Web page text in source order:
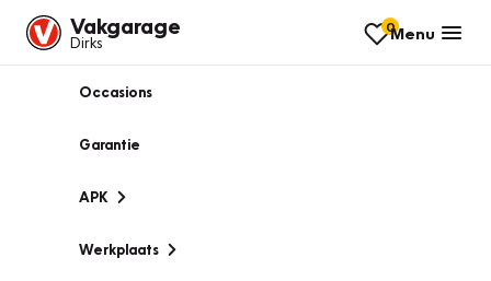
Vakgarage
Dirks
0Menu
Occasions
Garantie
APK
Werkplaats